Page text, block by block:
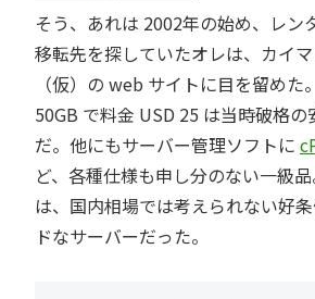
そう、あれは 2002年の始め、レン
移転先を探していたオレは、カイ
（仮）の web サイトに目を留めた
50GB で料金 USD 25 は当時破格の
だ。他にもサーバー管理ソフトに
ど、各種仕様も申し分のない一級
は、国内相場では考えられない好
ドなサーバーだった。